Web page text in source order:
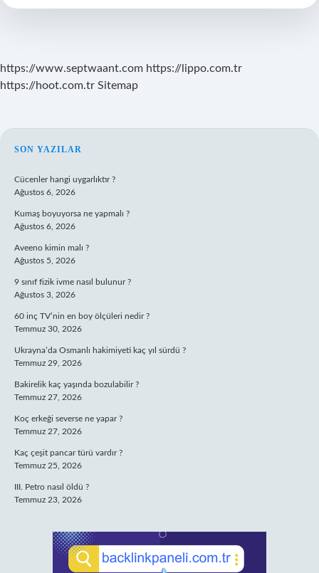
https://www.septwaant.com https://lippo.com.tr
https://hoot.com.tr Sitemap
SIDEBAR
SON YAZILAR
Cücenler hangi uygarlıktır ?
Ağustos 6, 2026
Kumaş boyuyorsa ne yapmalı ?
Ağustos 6, 2026
Aveeno kimin malı ?
Ağustos 5, 2026
9 sınıf fizik ivme nasıl bulunur ?
Ağustos 3, 2026
60 inç TV’nin en boy ölçüleri nedir ?
Temmuz 30, 2026
Ukrayna’da Osmanlı hakimiyeti kaç yıl sürdü ?
Temmuz 29, 2026
Bakirelik kaç yaşında bozulabilir ?
Temmuz 27, 2026
Koç erkeği severse ne yapar ?
Temmuz 27, 2026
Kaç çeşit pancar türü vardır ?
Temmuz 25, 2026
III. Petro nasıl öldü ?
Temmuz 23, 2026